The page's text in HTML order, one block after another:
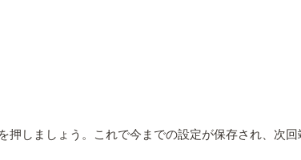
押しましょう。これで今までの設定が保存され、次